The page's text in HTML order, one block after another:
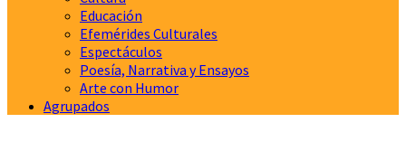
Educación
Efemérides Culturales
Espectáculos
Poesía, Narrativa y Ensayos
Arte con Humor
Agrupados